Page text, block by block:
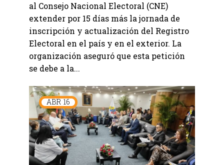
al Consejo Nacional Electoral (CNE)
extender por 15 días más la jornada de
inscripción y actualización del Registro
Electoral en el país y en el exterior. La
organización aseguró que esta petición
se debe a la...
ABR 16